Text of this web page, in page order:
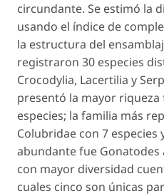
circundante. Se estimó la
usando el índice de
la estructura del
registraron 30 especies
Crocodylia, Lacertilia y
presentó la mayor riqueza
especies; la familia más
Colubridae con 7 especies
abundante fue
con mayor diversidad
cuales cinco son únicas